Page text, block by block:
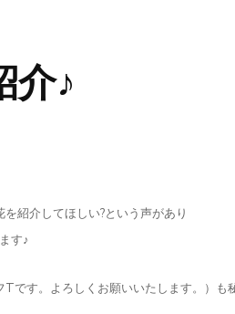
介♪
紹介してほしい?という声があり
す♪
す。よろしくお願いいたします。）も